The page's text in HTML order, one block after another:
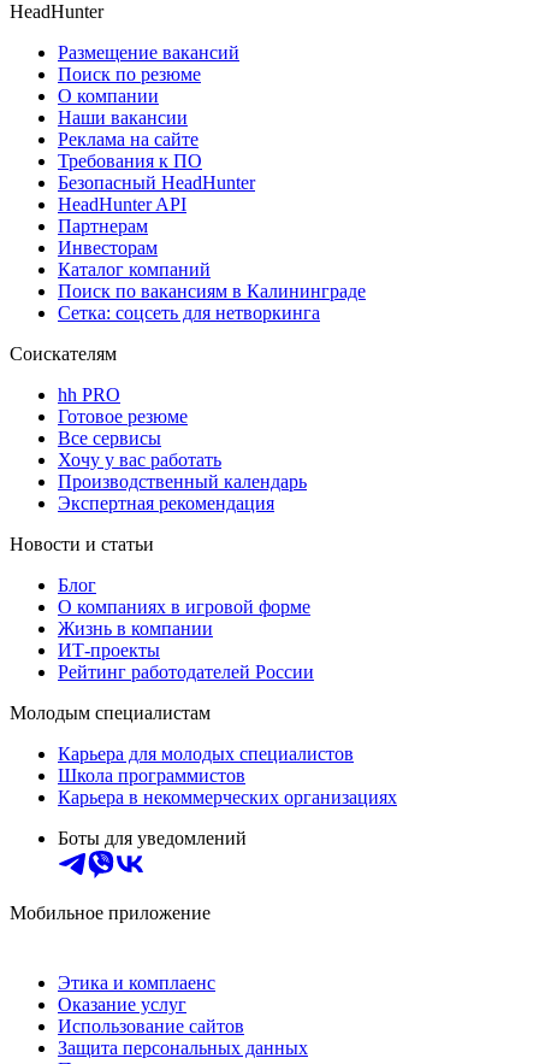
HeadHunter
Размещение вакансий
Поиск по резюме
О компании
Наши вакансии
Реклама на сайте
Требования к ПО
Безопасный HeadHunter
HeadHunter API
Партнерам
Инвесторам
Каталог компаний
Поиск по вакансиям в Калининграде
Сетка: соцсеть для нетворкинга
Соискателям
hh PRO
Готовое резюме
Все сервисы
Хочу у вас работать
Производственный календарь
Экспертная рекомендация
Новости и статьи
Блог
О компаниях в игровой форме
Жизнь в компании
ИТ-проекты
Рейтинг работодателей России
Молодым специалистам
Карьера для молодых специалистов
Школа программистов
Карьера в некоммерческих организациях
Боты для уведомлений
Мобильное приложение
Этика и комплаенс
Оказание услуг
Использование сайтов
Защита персональных данных